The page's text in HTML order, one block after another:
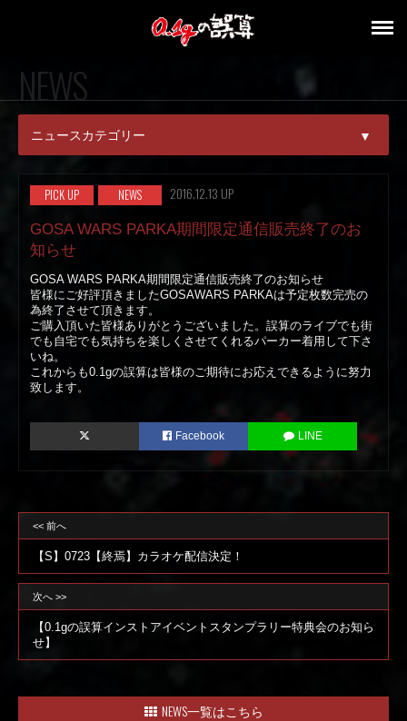
NEWS
ニュースカテゴリー ▼
NEWS
RELEASE
LIVE
MEDIA
WEB
PICK UP NEWS 2016.12.13 UP
GOSA WARS PARKA期間限定通信販売終了のお
知らせ
GOSA WARS PARKA期間限定通信販売終了のお知らせ
皆様にご好評頂きましたGOSAWARS PARKAは予定枚数完売の
為終了させて頂きます。
ご購入頂いた皆様ありがとうございました。誤算のライブでも街
でも自宅でも気持ちを楽しくさせてくれるパーカー着用して下さ
いね。
これからも0.1gの誤算は皆様のご期待にお応えできるように努力
致します。
Facebook LINE
<< 前へ
【S】0723【終焉】カラオケ配信決定！
次へ >>
【0.1gの誤算インストアイベントスタンプラリー特典会のお知ら
せ】
NEWS一覧はこちら